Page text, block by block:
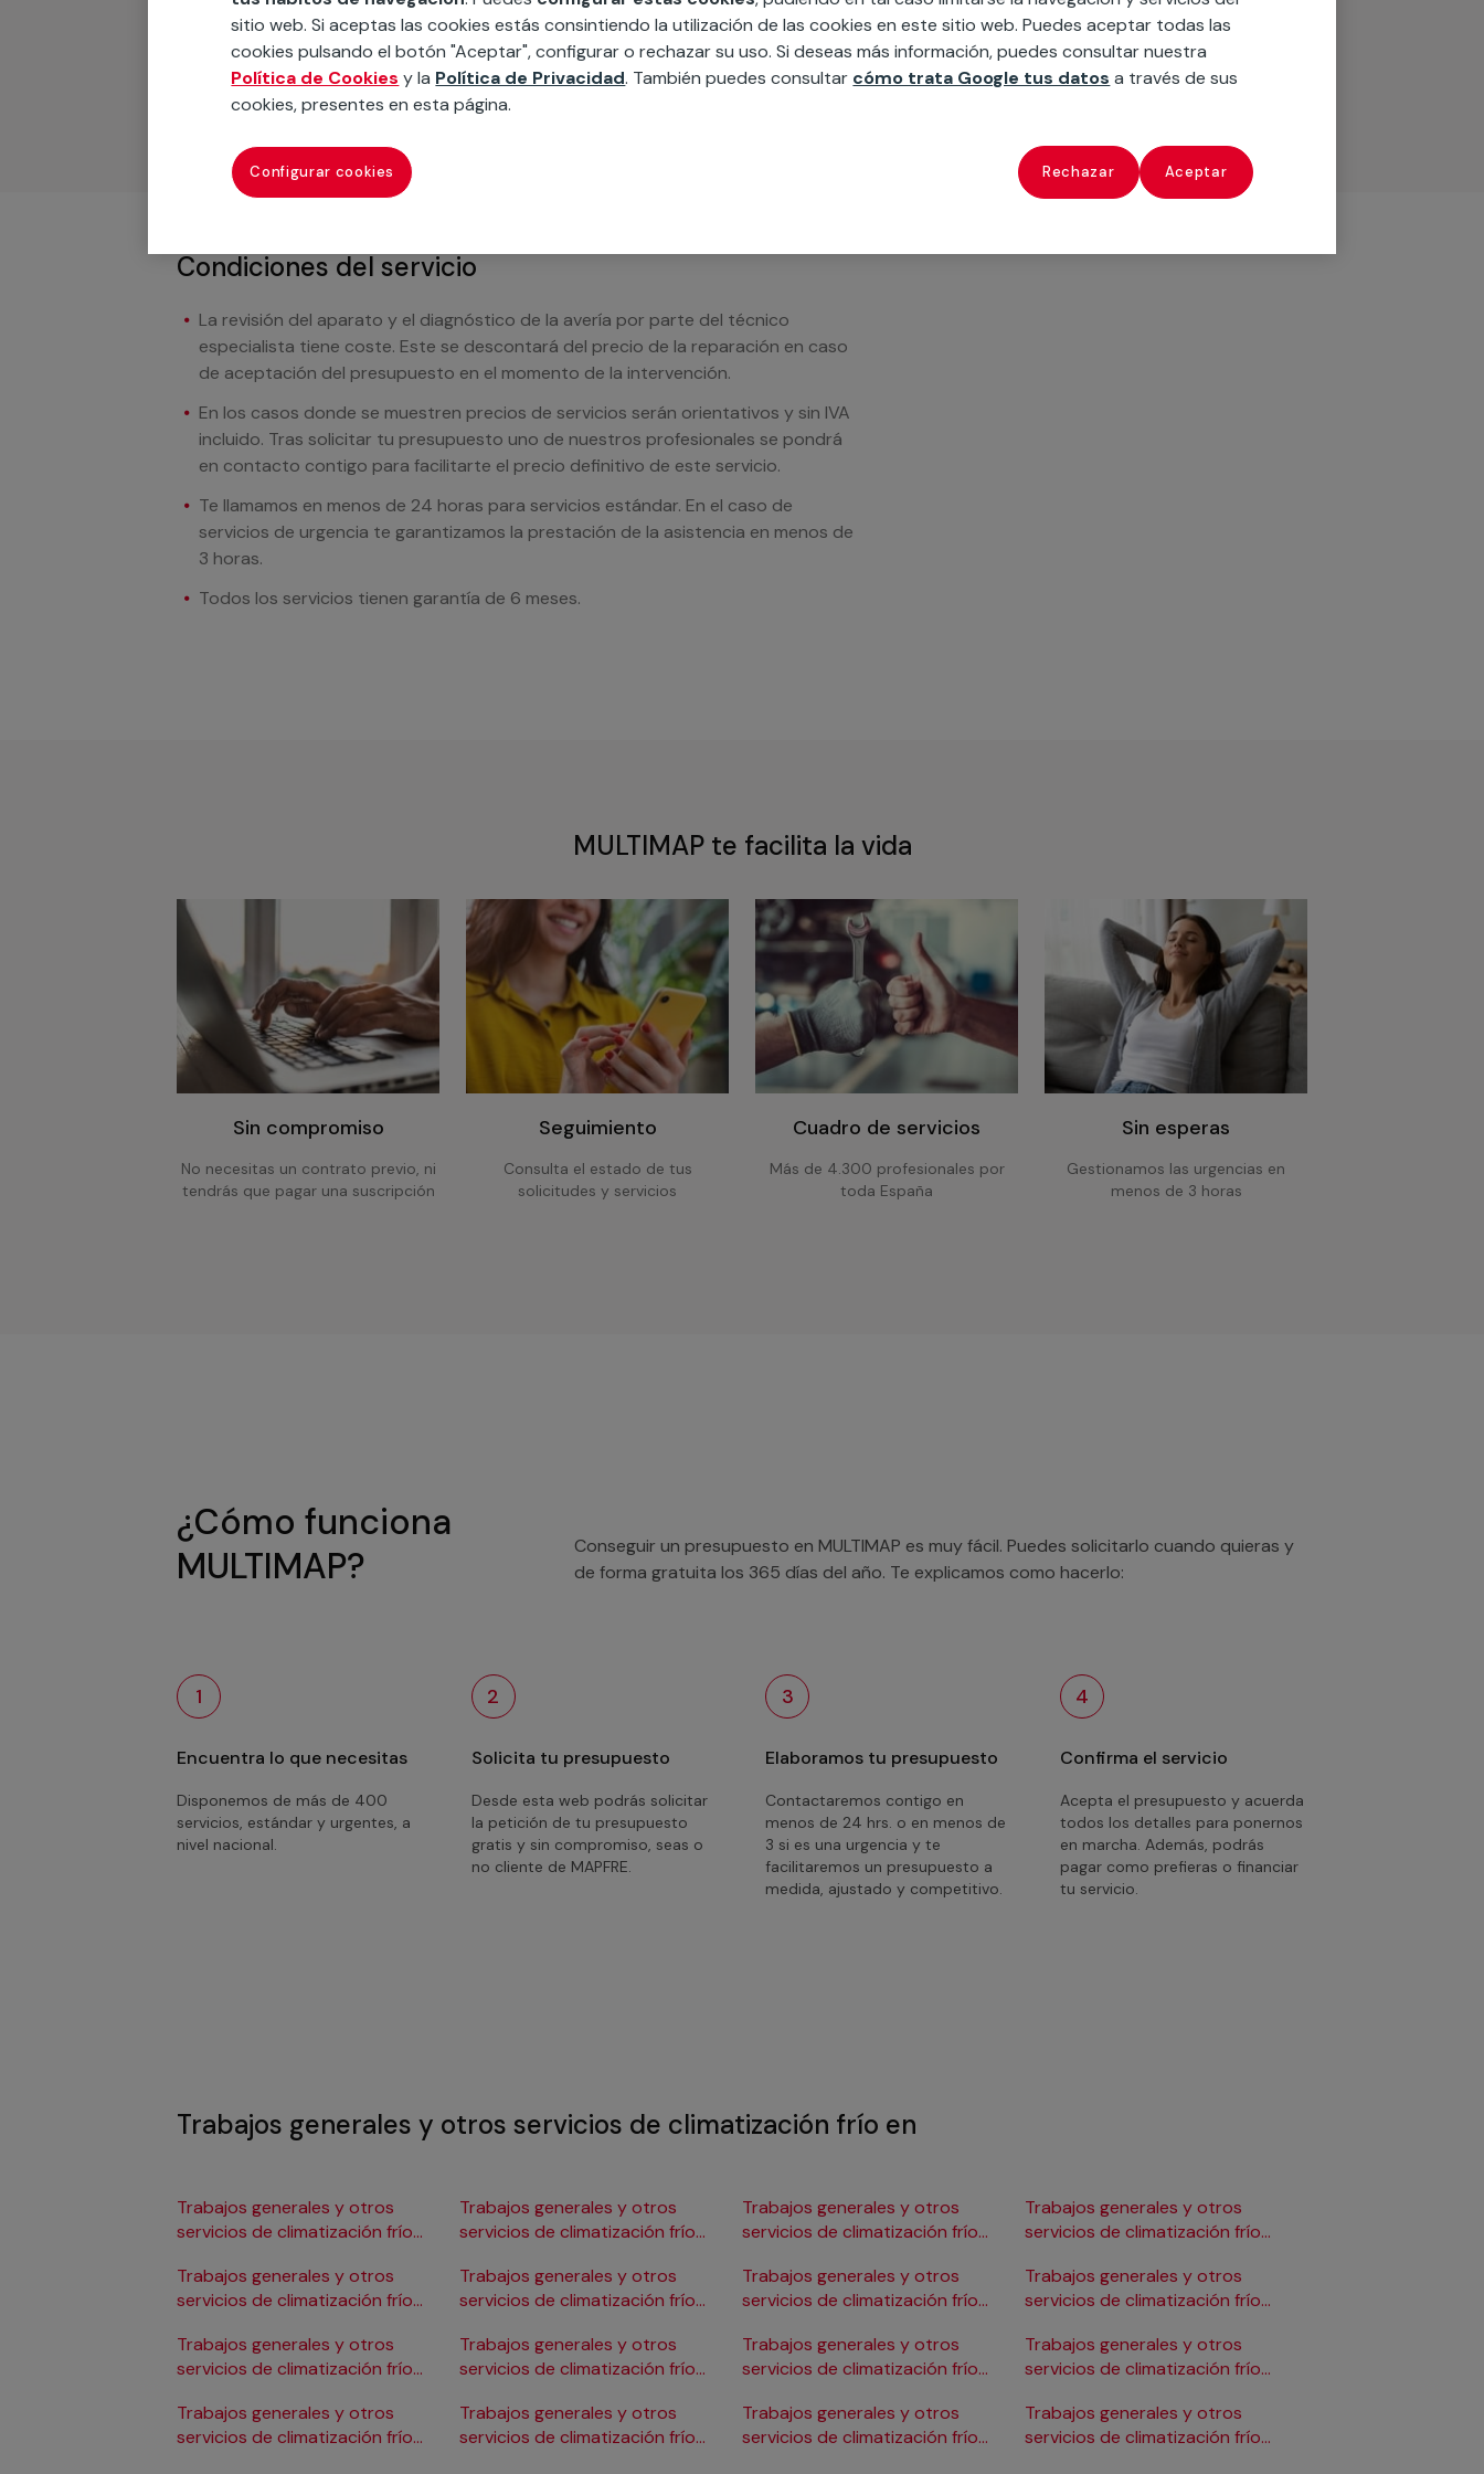
Podemos ofrecer cualquier servicio a medida incluyendo todo lo que necesites:
materiales, equipamientos, electrodomésticos, etc. Cuéntanos que necesitas
cuando te llamemos.
Condiciones del servicio
La revisión del aparato y el diagnóstico de la avería por parte del técnico
especialista tiene coste. Este se descontará del precio de la reparación en caso
de aceptación del presupuesto en el momento de la intervención.
En los casos donde se muestren precios de servicios serán orientativos y sin IVA
incluido. Tras solicitar tu presupuesto uno de nuestros profesionales se pondrá
en contacto contigo para facilitarte el precio definitivo de este servicio.
Te llamamos en menos de 24 horas para servicios estándar. En el caso de
servicios de urgencia te garantizamos la prestación de la asistencia en menos de
3 horas.
Todos los servicios tienen garantía de 6 meses.
MULTIMAP te facilita la vida
Sin compromiso
No necesitas un contrato previo, ni
tendrás que pagar una suscripción
Seguimiento
Consulta el estado de tus
solicitudes y servicios
Cuadro de servicios
Más de 4.300 profesionales por
toda España
Sin esperas
Gestionamos las urgencias en
menos de 3 horas
¿Cómo funciona
MULTIMAP?
Conseguir un presupuesto en MULTIMAP es muy fácil. Puedes solicitarlo cuando quieras y
de forma gratuita los 365 días del año. Te explicamos como hacerlo:
1
Encuentra lo que necesitas
Disponemos de más de 400
servicios, estándar y urgentes, a
nivel nacional.
2
Solicita tu presupuesto
Desde esta web podrás solicitar
la petición de tu presupuesto
gratis y sin compromiso, seas o
no cliente de MAPFRE.
3
Elaboramos tu presupuesto
Contactaremos contigo en
menos de 24 hrs. o en menos de
3 si es una urgencia y te
facilitaremos un presupuesto a
medida, ajustado y competitivo.
4
Confirma el servicio
Acepta el presupuesto y acuerda
todos los detalles para ponernos
en marcha. Además, podrás
pagar como prefieras o financiar
tu servicio.
Trabajos generales y otros servicios de climatización frío en
Trabajos generales y otros
servicios de climatización frío
Trabajos generales y otros
servicios de climatización frío
Trabajos generales y otros
servicios de climatización frío
Trabajos generales y otros
servicios de climatización frío
Trabajos generales y otros
servicios de climatización frío
Trabajos generales y otros
servicios de climatización frío
Trabajos generales y otros
servicios de climatización frío
Trabajos generales y otros
servicios de climatización frío
Trabajos generales y otros
servicios de climatización frío
Trabajos generales y otros
servicios de climatización frío
Trabajos generales y otros
servicios de climatización frío
Trabajos generales y otros
servicios de climatización frío
Trabajos generales y otros
servicios de climatización frío
Trabajos generales y otros
servicios de climatización frío
Trabajos generales y otros
servicios de climatización frío
Trabajos generales y otros
servicios de climatización frío
sitio web. Si aceptas las cookies estás consintiendo la utilización de las cookies en este sitio web. Puedes aceptar todas las
cookies pulsando el botón "Aceptar", configurar o rechazar su uso. Si deseas más información, puedes consultar nuestra
Política de Cookies y la Política de Privacidad. También puedes consultar cómo trata Google tus datos a través de sus
cookies, presentes en esta página.
Configurar cookies Rechazar Aceptar